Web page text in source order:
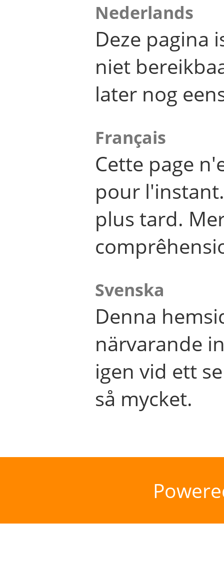
Nederlands
Deze pagina
niet
later nog
Français
Cette page
pour
plus tard.
Svenska
Denna
närvarande
igen vid ett
så mycket.